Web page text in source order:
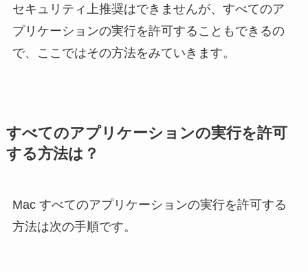
セキュリティ上推奨はできませんが、すべてのア
プリケーションの実行を許可することもできるの
で、ここではその方法をみていきます。
すべてのアプリケーションの実行を許可
する方法は？
Mac すべてのアプリケーションの実行を許可する
方法は次の手順です。